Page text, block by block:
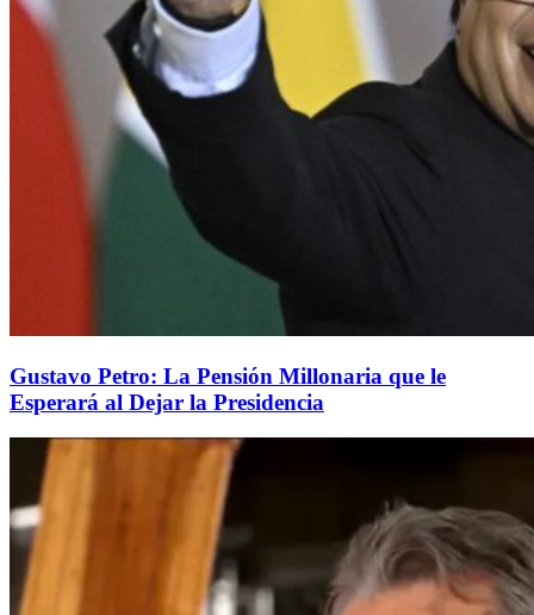
Gustavo Petro: La Pensión Millonaria que le
Esperará al Dejar la Presidencia